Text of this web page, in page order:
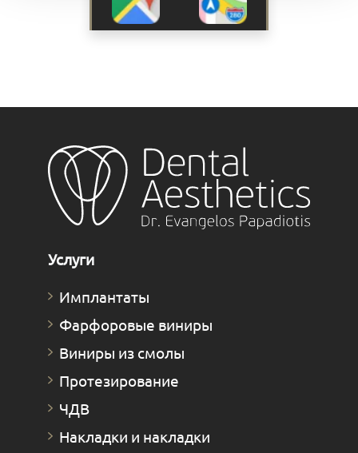
Услуги
Имплантаты
Фарфоровые виниры
Виниры из смолы
Протезирование
ЧДВ
Накладки и накладки